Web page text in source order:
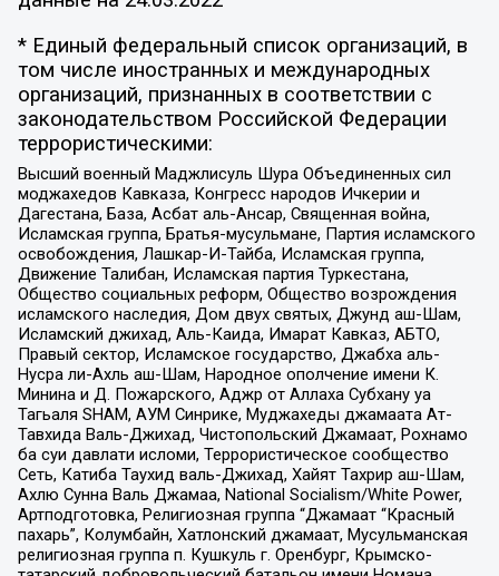
* Единый федеральный список организаций, в
том числе иностранных и международных
организаций, признанных в соответствии с
законодательством Российской Федерации
террористическими:
Высший военный Маджлисуль Шура Объединенных сил
моджахедов Кавказа, Конгресс народов Ичкерии и
Дагестана, База, Асбат аль-Ансар, Священная война,
Исламская группа, Братья-мусульмане, Партия исламского
освобождения, Лашкар-И-Тайба, Исламская группа,
Движение Талибан, Исламская партия Туркестана,
Общество социальных реформ, Общество возрождения
исламского наследия, Дом двух святых, Джунд аш-Шам,
Исламский джихад, Аль-Каида, Имарат Кавказ, АБТО,
Правый сектор, Исламское государство, Джабха аль-
Нусра ли-Ахль аш-Шам, Народное ополчение имени К.
Минина и Д. Пожарского, Аджр от Аллаха Субхану уа
Тагьаля SHAM, АУМ Синрике, Муджахеды джамаата Ат-
Тавхида Валь-Джихад, Чистопольский Джамаат, Рохнамо
ба суи давлати исломи, Террористическое сообщество
Сеть, Катиба Таухид валь-Джихад, Хайят Тахрир аш-Шам,
Ахлю Сунна Валь Джамаа, National Socialism/White Power,
Артподготовка, Религиозная группа “Джамаат “Красный
пахарь”, Колумбайн, Хатлонский джамаат, Мусульманская
религиозная группа п. Кушкуль г. Оренбург, Крымско-